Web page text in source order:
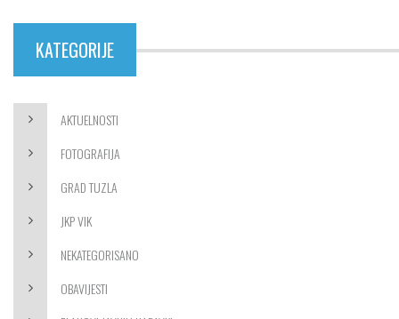
KATEGORIJE
AKTUELNOSTI
FOTOGRAFIJA
GRAD TUZLA
JKP VIK
NEKATEGORISANO
OBAVIJESTI